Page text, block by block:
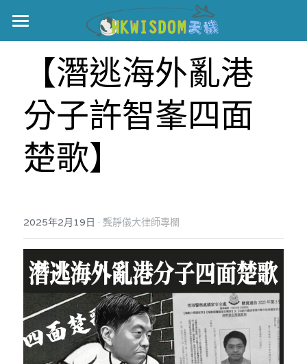
主頁
世界盃
伊美戰爭
黎智英案
正本清源•黎智英案
宏福火災
宏福苑聽證會
宏福火災正視聽
記錄．宏福苑火災
中國
國際
娛樂
反華推手你要知
【潛逃海外亂港
分子許智峯四面
楚歌】
2025年2月19日 · 龔靜儀大律師專欄